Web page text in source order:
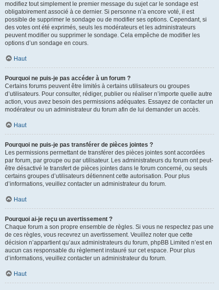
modifiez tout simplement le premier message du sujet car le sondage est
obligatoirement associé à ce dernier. Si personne n’a encore voté, il est
possible de supprimer le sondage ou de modifier ses options. Cependant, si
des votes ont été exprimés, seuls les modérateurs et les administrateurs
peuvent modifier ou supprimer le sondage. Cela empêche de modifier les
options d’un sondage en cours.
Haut
Pourquoi ne puis-je pas accéder à un forum ?
Certains forums peuvent être limités à certains utilisateurs ou groupes
d’utilisateurs. Pour consulter, rédiger, publier ou réaliser n’importe quelle autre
action, vous avez besoin des permissions adéquates. Essayez de contacter un
modérateur ou un administrateur du forum afin de lui demander un accès.
Haut
Pourquoi ne puis-je pas transférer de pièces jointes ?
Les permissions permettant de transférer des pièces jointes sont accordées
par forum, par groupe ou par utilisateur. Les administrateurs du forum ont peut-
être désactivé le transfert de pièces jointes dans le forum concerné, ou seuls
certains groupes d’utilisateurs détiennent cette autorisation. Pour plus
d’informations, veuillez contacter un administrateur du forum.
Haut
Pourquoi ai-je reçu un avertissement ?
Chaque forum a son propre ensemble de règles. Si vous ne respectez pas une
de ces règles, vous recevrez un avertissement. Veuillez noter que cette
décision n’appartient qu’aux administrateurs du forum, phpBB Limited n’est en
aucun cas responsable du règlement instauré sur cet espace. Pour plus
d’informations, veuillez contacter un administrateur du forum.
Haut